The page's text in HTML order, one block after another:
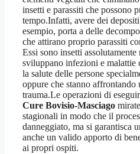
insetti e parassiti che possono
tempo.Infatti, avere dei
esempio, porta a delle
che attirano proprio parassiti
Essi sono insetti
sviluppano infezioni e malattie
la salute delle persone
oppure che stanno affrontando
trauma.Le operazioni di
Cure Bovisio-Masciago
stagionali in modo che il
danneggiato, ma si garantisca
anche un valido apporto di
ai propri ospiti.